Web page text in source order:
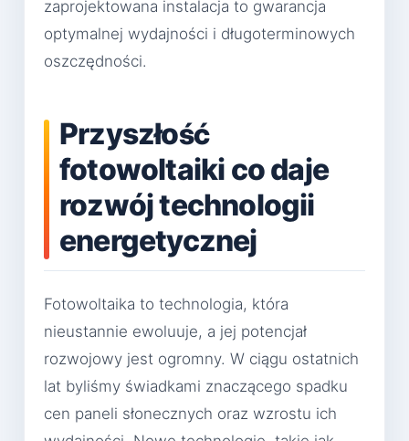
zaprojektowana instalacja to gwarancja
optymalnej wydajności i długoterminowych
oszczędności.
Przyszłość
fotowoltaiki co daje
rozwój technologii
energetycznej
Fotowoltaika to technologia, która
nieustannie ewoluuje, a jej potencjał
rozwojowy jest ogromny. W ciągu ostatnich
lat byliśmy świadkami znaczącego spadku
cen paneli słonecznych oraz wzrostu ich